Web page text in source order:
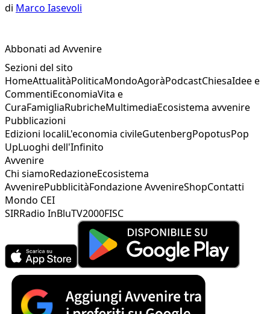
di Marco Iasevoli
Abbonati ad Avvenire
Sezioni del sito
HomeAttualitàPoliticaMondoAgoràPodcastChiesaIdee e
CommentiEconomiaVita e
CuraFamigliaRubricheMultimediaEcosistema avvenire
Pubblicazioni
Edizioni localiL'economia civileGutenbergPopotusPop
UpLuoghi dell'Infinito
Avvenire
Chi siamoRedazioneEcosistema
AvvenirePubblicitàFondazione AvvenireShopContatti
Mondo CEI
SIRRadio InBluTV2000FISC